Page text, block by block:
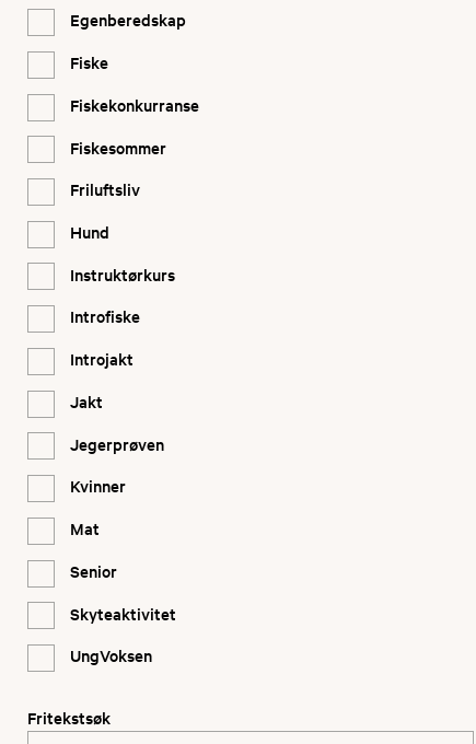
Egenberedskap
Fiske
Fiskekonkurranse
Fiskesommer
Friluftsliv
Hund
Instruktørkurs
Introfiske
Introjakt
Jakt
Jegerprøven
Kvinner
Mat
Senior
Skyteaktivitet
UngVoksen
Fritekstsøk